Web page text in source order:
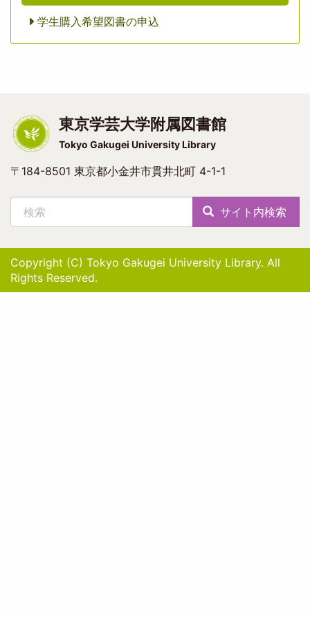
学生購入希望図書の申込
東京学芸大学附属図書館
Tokyo Gakugei University Library
〒184-8501 東京都小金井市貫井北町 4-1-1
検索
サイト内検索
Copyright (C) Tokyo Gakugei University Library. All
Rights Reserved.